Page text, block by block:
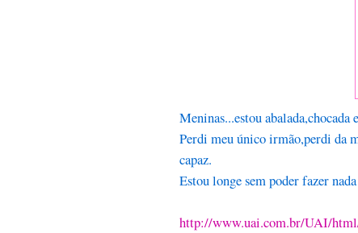
Meninas...estou
Perdi meu único irmão,perdi da
capaz.
Estou longe sem poder fazer
http://www.uai.com.br/UAI/html/